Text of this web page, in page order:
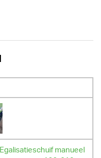
Egalisatieschuif manueel